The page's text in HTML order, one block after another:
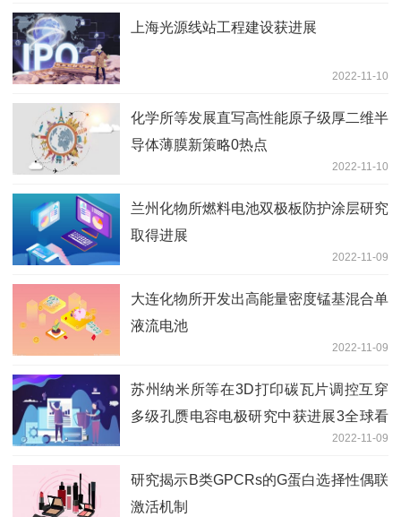
上海光源线站工程建设获进展
2022-11-10
化学所等发展直写高性能原子级厚二维半
导体薄膜新策略0热点
2022-11-10
兰州化物所燃料电池双极板防护涂层研究
取得进展
2022-11-09
大连化物所开发出高能量密度锰基混合单
液流电池
2022-11-09
苏州纳米所等在3D打印碳瓦片调控互穿
多级孔赝电容电极研究中获进展3全球看
2022-11-09
研究揭示B类GPCRs的G蛋白选择性偶联
激活机制